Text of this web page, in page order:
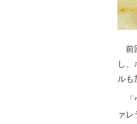
前
し
ルも
「
ァ